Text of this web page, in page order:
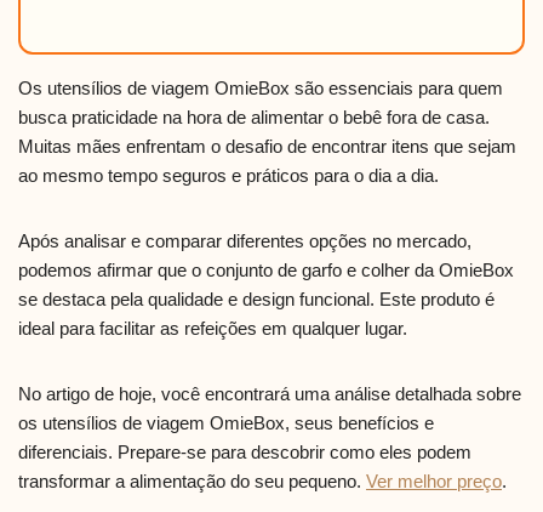
Os utensílios de viagem OmieBox são essenciais para quem
busca praticidade na hora de alimentar o bebê fora de casa.
Muitas mães enfrentam o desafio de encontrar itens que sejam
ao mesmo tempo seguros e práticos para o dia a dia.
Após analisar e comparar diferentes opções no mercado,
podemos afirmar que o conjunto de garfo e colher da OmieBox
se destaca pela qualidade e design funcional. Este produto é
ideal para facilitar as refeições em qualquer lugar.
No artigo de hoje, você encontrará uma análise detalhada sobre
os utensílios de viagem OmieBox, seus benefícios e
diferenciais. Prepare-se para descobrir como eles podem
transformar a alimentação do seu pequeno. Ver melhor preço.